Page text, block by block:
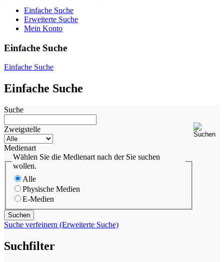
Einfache Suche
Erweiterte Suche
Mein Konto
Einfache Suche
Einfache Suche
Einfache Suche
Suche
Zweigstelle
Medienart
Wählen Sie die Medienart nach der Sie suchen
wollen.
Alle
Physische Medien
E-Medien
Suche verfeinern (Erweiterte Suche)
Suchfilter